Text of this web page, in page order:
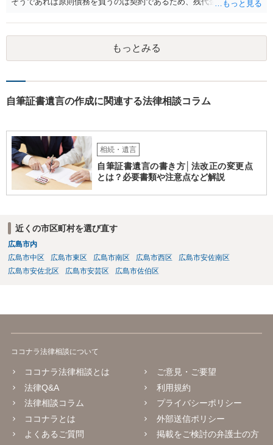
ます。 入籍した場合でも、原則契約者が単独で全ての債務を負うこと
には変わりがありません。 なかなか対応に難しい案件であり、公開の
場でアドバイスを行うのも限界があるように思われますので、資料等
を持参のうえ個別に弁護士に相談されることをお勧めします。
もっとみる
自筆証書遺言の作成に関連する法律相談コラム
相続・遺言
自筆証書遺言の書き方│法改正の変更点
とは？必要書類や注意点など解説
近くの市区町村を選び直す
広島市内
広島市中区
広島市東区 広島市南区 広島市西区
広島市安佐南区
広島市安佐北区
広島市安芸区 広島市佐伯区
ココナラ法律相談について
ココナラ法律相談とは
法律Q&A
法律相談コラム
ココナラとは
よくあるご質問
ご意見・ご要望
利用規約
プライバシーポリシー
外部送信ポリシー
掲載をご検討の弁護士の方